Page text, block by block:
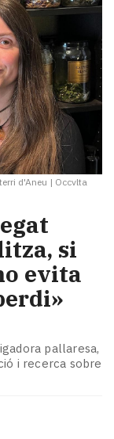
d'Aneu | Occvlta
si
evita
pallaresa,
i recerca sobre